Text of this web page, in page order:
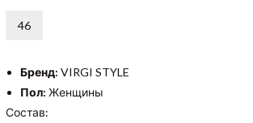
46
Бренд: VIRGI STYLE
Пол: Женщины
Состав: